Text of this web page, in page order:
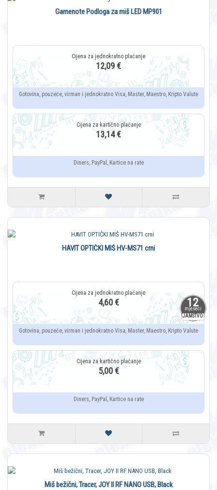
Gamenote Podloga za miš LED MP901
12,09 €
Gotovina, pouzeće, virman i jednokratno Visa, Master, Maestro, Kripto Valute
13,14 €
Diners, PayPal, Kartice na rate
12
mjeseci
JAMSTVO
HAVIT OPTIČKI MIŠ HV-MS71 crni
4,60 €
Gotovina, pouzeće, virman i jednokratno Visa, Master, Maestro, Kripto Valute
5,00 €
Diners, PayPal, Kartice na rate
Miš bežični, Tracer, JOY II RF NANO USB, Black